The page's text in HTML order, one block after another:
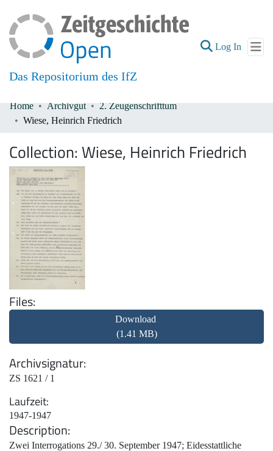
Das Repositorium des IfZ
Log In (current)
Communities & Collections
Home Archivgut
2. Zeugenschrifttum
Wiese, Heinrich Friedrich
Collection: Wiese, Heinrich Friedrich
Files
Download
(1.41 MB)
Archivsignatur
ZS 1621 / 1
Laufzeit
1947-1947
Description
Zwei Interrogations 29./ 30. September 1947; Eidesstattliche